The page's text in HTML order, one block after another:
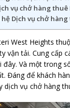
vụ chở hàng
Dịch vụ chở
West Heights
vận tải. Cung cấp
đây. Và một trong
Đáng để khách
dịch vụ chở hàng